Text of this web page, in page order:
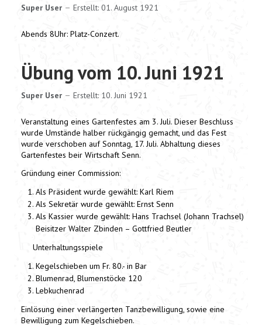
Super User Erstellt: 01. August 1921
Abends 8Uhr: Platz-Conzert.
Übung vom 10. Juni 1921
Super User Erstellt: 10. Juni 1921
Veranstaltung eines Gartenfestes am 3. Juli. Dieser Beschluss
wurde Umstände halber rückgängig gemacht, und das Fest
wurde verschoben auf Sonntag, 17. Juli. Abhaltung dieses
Gartenfestes beir Wirtschaft Senn.
Gründung einer Commission:
Als Präsident wurde gewählt: Karl Riem
Als Sekretär wurde gewählt: Ernst Senn
Als Kassier wurde gewählt: Hans Trachsel (Johann Trachsel)
Beisitzer Walter Zbinden – Gottfried Beutler
Unterhaltungsspiele
Kegelschieben um Fr. 80.- in Bar
Blumenrad, Blumenstöcke 120
Lebkuchenrad
Einlösung einer verlängerten Tanzbewilligung, sowie eine
Bewilligung zum Kegelschieben.